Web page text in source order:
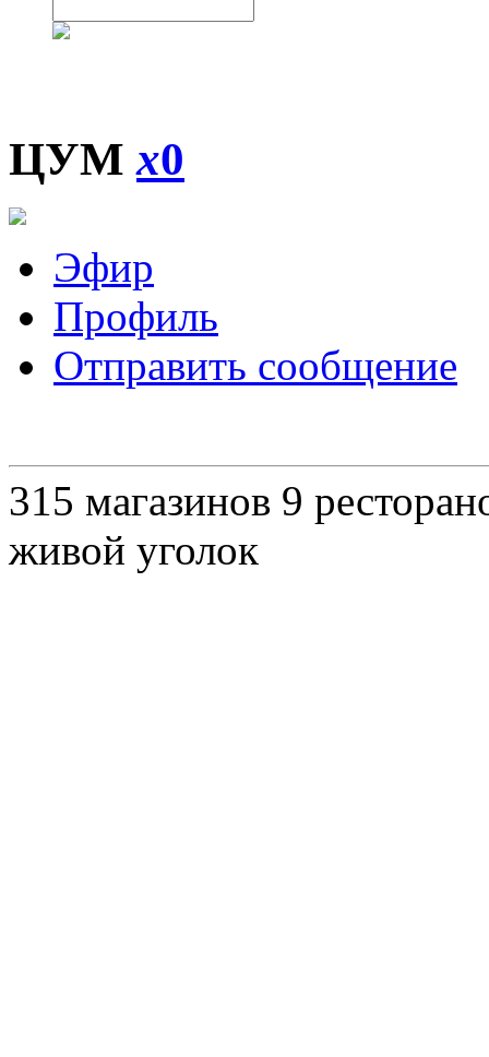
ЦУМx0
Эфир
Профиль
Отправить сообщение
315 магазинов 9
живой уголок